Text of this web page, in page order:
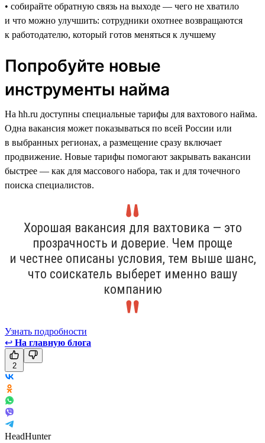
• собирайте обратную связь на выходе — чего не хватило
и что можно улучшить: сотрудники охотнее возвращаются
к работодателю, который готов меняться к лучшему
Попробуйте новые
инструменты найма
На hh.ru доступны специальные тарифы для вахтового найма.
Одна вакансия может показываться по всей России или
в выбранных регионах, а размещение сразу включает
продвижение. Новые тарифы помогают закрывать вакансии
быстрее — как для массового набора, так и для точечного
поиска специалистов.
Хорошая вакансия для вахтовика — это
прозрачность и доверие. Чем проще
и честнее описаны условия, тем выше шанс,
что соискатель выберет именно вашу
компанию
Узнать подробности
↩ На главную блога
2
HeadHunter